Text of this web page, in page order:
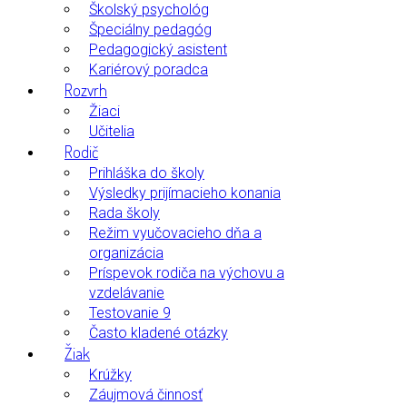
Školský psychológ
Špeciálny pedagóg
Pedagogický asistent
Kariérový poradca
Rozvrh
Žiaci
Učitelia
Rodič
Prihláška do školy
Výsledky prijímacieho konania
Rada školy
Režim vyučovacieho dňa a
organizácia
Príspevok rodiča na výchovu a
vzdelávanie
Testovanie 9
Často kladené otázky
Žiak
Krúžky
Záujmová činnosť